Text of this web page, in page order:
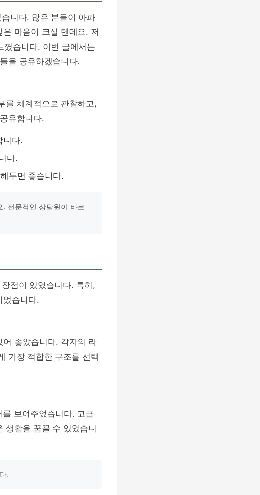
니다. 많은 분들이 아파
마음이 크실 텐데요. 저
꼈습니다. 이번 글에서는
을 공유하겠습니다.
를 체계적으로 관찰하고,
유합니다.
니다.
다.
두면 좋습니다.
전문적인 상담원이 바로
점이 있었습니다. 특히,
었습니다.
좋았습니다. 각자의 라
가장 적합한 구조를 선택
보여주었습니다. 고급
생활을 꿈꿀 수 있었습니
.